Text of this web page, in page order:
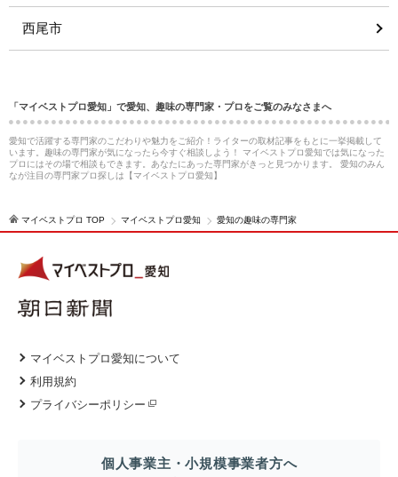
西尾市
「マイベストプロ愛知」で愛知、趣味の専門家・プロをご覧のみなさまへ
愛知で活躍する専門家のこだわりや魅力をご紹介！ライターの取材記事をもとに一挙掲載して
います。趣味の専門家が気になったら今すぐ相談しよう！ マイベストプロ愛知では気になった
プロにはその場で相談もできます。あなたにあった専門家がきっと見つかります。 愛知のみん
なが注目の専門家プロ探しは【マイベストプロ愛知】
マイベストプロ TOP マイベストプロ愛知 愛知の趣味の専門家
マイベストプロ愛知について
利用規約
プライバシーポリシー
個人事業主・小規模事業者方へ